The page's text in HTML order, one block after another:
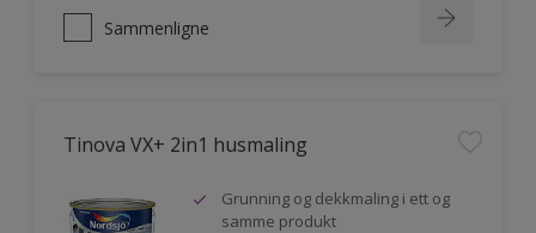
Sammenligne
Tinova VX+ 2in1 husmaling
Grunning og dekkmaling i ett og
samme produkt